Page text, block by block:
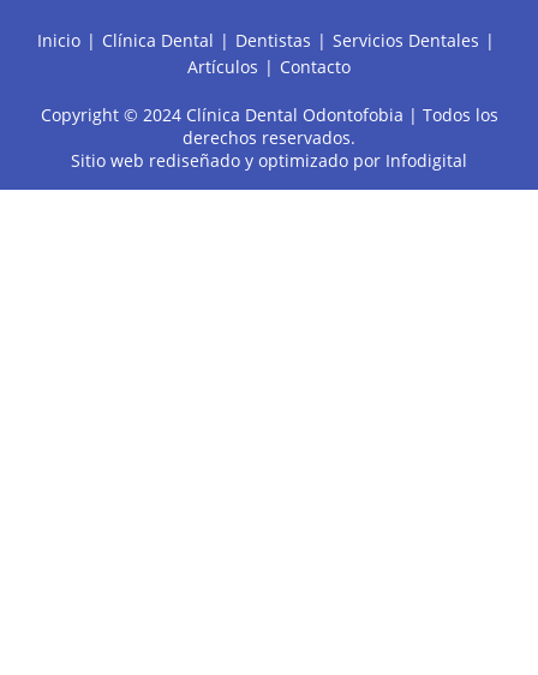
Inicio Clínica Dental Dentistas
Servicios Dentales
Artículos
Contacto
Copyright © 2024 Clínica Dental Odontofobia | Todos los
derechos reservados.
Sitio web rediseñado y optimizado por Infodigital